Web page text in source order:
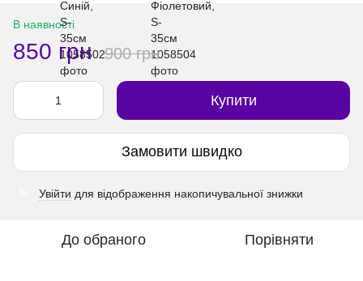
В наявності
850 грн 900 грн
Купити
Замовити швидко
Увійти для відображення накопичувальної знижки
До обраного Порівняти